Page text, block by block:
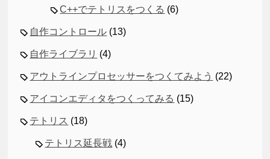
C++でテトリスをつくる (6)
自作コントロール (13)
自作ライブラリ (4)
アウトラインプロセッサーをつくてみよう (22)
アイコンエディタをつくってみる (15)
テトリス (18)
テトリス延長戦 (4)